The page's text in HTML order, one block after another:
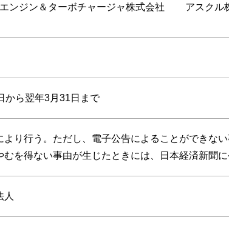
ンジン＆ターボチャージャ株式会社
アスクル
から翌年3月31日まで
より行う。ただし、電子公告によることができない
むを得ない事由が生じたときには、日本経済新聞に
人